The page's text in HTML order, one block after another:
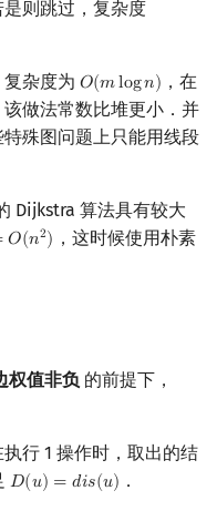
则跳过，复杂度
杂度为 𝑂(𝑚log𝑛)
O(mlogn)
，在
做法常数比堆更小．并
殊图问题上只能用线段
Dijkstra 算法具有较大
𝑂(𝑛2)
(n2)
，这时候使用朴素
权值非负 的前提下，
行 1 操作时，取出的结
𝐷(𝑢) = 𝑑𝑖𝑠(𝑢)
D(u)= di s(u) ．